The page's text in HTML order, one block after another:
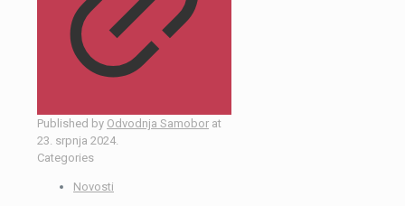
Published by Odvodnja Samobor at
23. srpnja 2024.
Categories
Novosti